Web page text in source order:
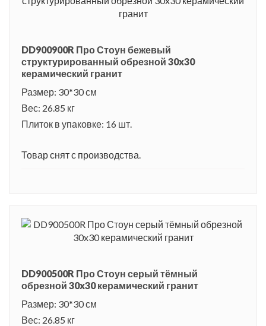
DD900900R Про Стоун бежевый
структурированный обрезной 30x30
керамический гранит
Размер: 30*30 см
Вес: 26.85 кг
Плиток в упаковке: 16 шт.
Товар снят с производства.
DD900500R Про Стоун серый тёмный
обрезной 30x30 керамический гранит
Размер: 30*30 см
Вес: 26.85 кг